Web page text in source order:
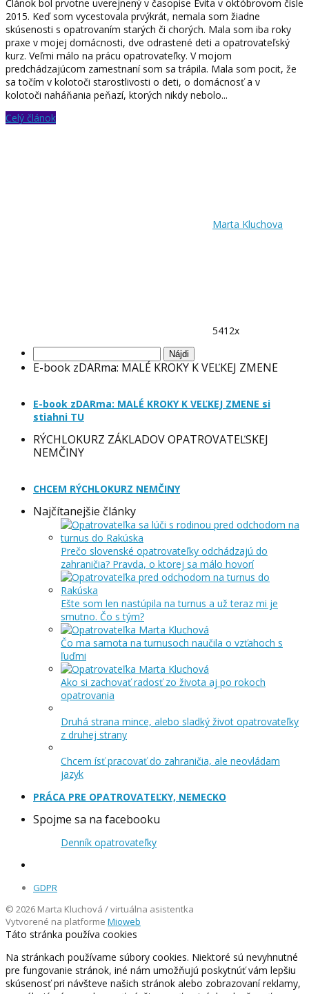
Článok bol prvotne uverejnený v časopise Evita v októbrovom čísle
2015. Keď som vycestovala prvýkrát, nemala som žiadne
skúsenosti s opatrovaním starých či chorých. Mala som iba roky
praxe v mojej domácnosti, dve odrastené deti a opatrovateľský
kurz. Veľmi málo na prácu opatrovateľky. V mojom
predchádzajúcom zamestnaní som sa trápila. Mala som pocit, že
sa točím v kolotoči starostlivosti o deti, o domácnosť a v
kolotoči naháňania peňazí, ktorých nikdy nebolo...
Celý článok
Marta Kluchova
5412x
E-book zDARma: MALÉ KROKY K VEĽKEJ ZMENE
E-book zDARma: MALÉ KROKY K VEĽKEJ ZMENE si
stiahni TU
RÝCHLOKURZ ZÁKLADOV OPATROVATEĽSKEJ
NEMČINY
CHCEM RÝCHLOKURZ NEMČINY
Najčítanejšie články
Prečo slovenské opatrovateľky odchádzajú do
zahraničia? Pravda, o ktorej sa málo hovorí
Ešte som len nastúpila na turnus a už teraz mi je
smutno. Čo s tým?
Čo ma samota na turnusoch naučila o vzťahoch s
ľuďmi
Ako si zachovať radosť zo života aj po rokoch
opatrovania
Druhá strana mince, alebo sladký život opatrovateľky
z druhej strany
Chcem ísť pracovať do zahraničia, ale neovládam
jazyk
PRÁCA PRE OPATROVATEĽKY, NEMECKO
Spojme sa na facebooku
Denník opatrovateľky
GDPR
© 2026 Marta Kluchová / virtuálna asistentka
Vytvorené na platforme Mioweb
Táto stránka používa cookies
Na stránkach používame súbory cookies. Niektoré sú nevyhnutné
pre fungovanie stránok, iné nám umožňujú poskytnúť vám lepšiu
skúsenosť pri návšteve našich stránok alebo zobrazovaní reklamy,